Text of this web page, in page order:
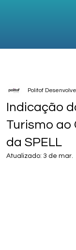
Indicação
Turismo ao
da SPELL
Politof
Atualizado: 3 de mar.